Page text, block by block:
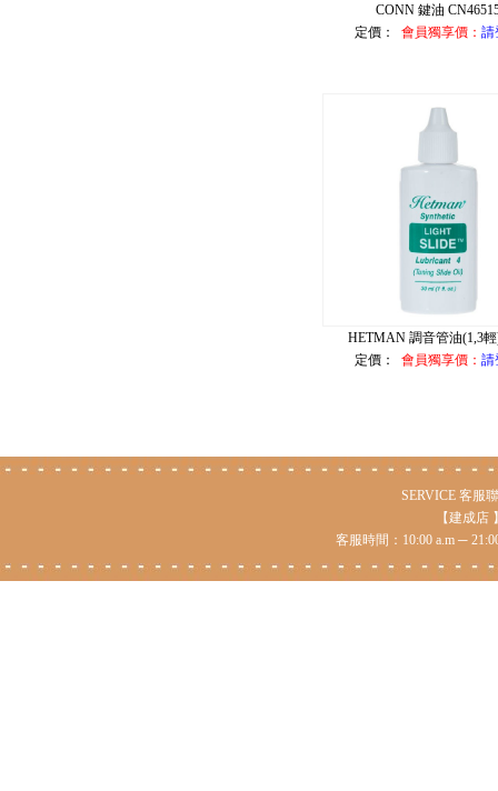
CONN 鍵油
定價： 會員獨享價： 請
HETMAN 調音管油(1,3輕
定價： 會員獨享價： 請
SERVICE 客服
【建成店
客服時間：10:00 a.m ─